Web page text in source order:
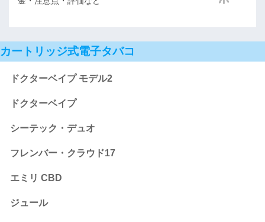
カートリッジ式電子タバコ
ドクターベイプ モデル2
ドクターベイプ
シーテック・デュオ
フレンバー・クラウド17
エミリ CBD
ジュール